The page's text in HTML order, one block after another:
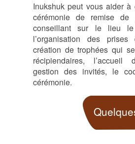
Inukshuk peut vous aider à
cérémonie de remise
conseillant sur le lieu
l’organisation des
création de trophées qui
récipiendaires,
gestion des invités, le
cérémonie.